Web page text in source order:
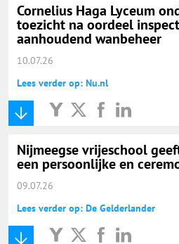
Cornelius Haga Lyceum
toezicht na oordeel
aanhoudend wanbeheer
10.07.26
Lees verder op: Nu.nl
Nijmeegse vrijeschool
een persoonlijke en
09.07.26
Lees verder op: De Gelderlander